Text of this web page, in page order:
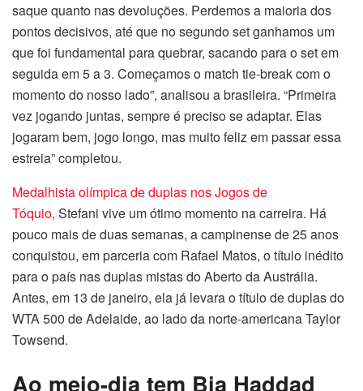
saque quanto nas devoluções. Perdemos a maioria dos
pontos decisivos, até que no segundo set ganhamos um
que foi fundamental para quebrar, sacando para o set em
seguida em 5 a 3. Começamos o match tie-break com o
momento do nosso lado”, analisou a brasileira. “Primeira
vez jogando juntas, sempre é preciso se adaptar. Elas
jogaram bem, jogo longo, mas muito feliz em passar essa
estreia” completou.
Medalhista olímpica de duplas nos Jogos de
Tóquio, Stefani vive um ótimo momento na carreira. Há
pouco mais de duas semanas, a campinense de 25 anos
conquistou, em parceria com Rafael Matos, o título inédito
para o país nas duplas mistas do Aberto da Austrália.
Antes, em 13 de janeiro, ela já levara o título de duplas do
WTA 500 de Adelaide, ao lado da norte-americana Taylor
Towsend.
Ao meio-dia tem Bia Haddad